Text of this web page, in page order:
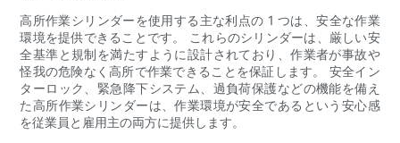
高所作業シリンダーを使用する主な利点の 1 つは、安全な作業
環境を提供できることです。 これらのシリンダーは、厳しい安
全基準と規制を満たすように設計されており、作業者が事故や
怪我の危険なく高所で作業できることを保証します。 安全イン
ターロック、緊急降下システム、過負荷保護などの機能を備え
た高所作業シリンダーは、作業環境が安全であるという安心感
を従業員と雇用主の両方に提供します。